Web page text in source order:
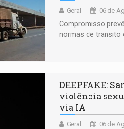
Geral 06 de
Compromisso
normas de trânsito
DEEPFAKE:
violência
via IA
Geral 06 de